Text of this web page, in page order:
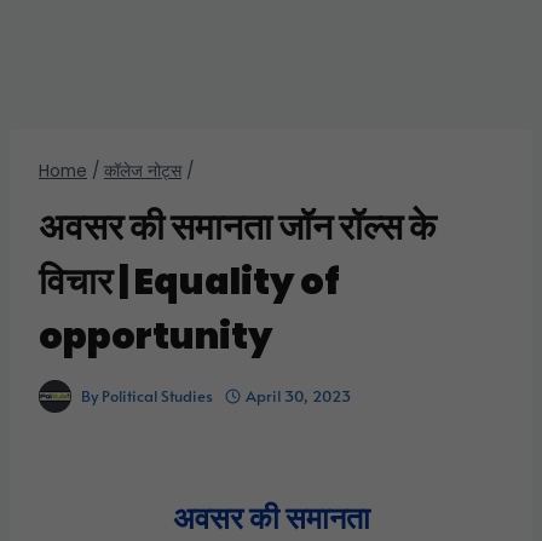
Home / कॉलेज नोट्स /
अवसर की समानता जॉन रॉल्स के
विचार | Equality of
opportunity
By Political Studies April 30, 2023
अवसर की समानता